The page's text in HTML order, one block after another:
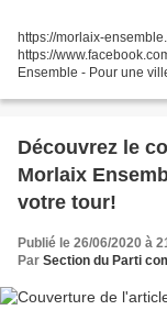
https://morlaix-
https://
Ensemble - Pour une
Découvrez le
Morlaix
votre tour!
Publié le 26/06/2020 à
Par Section du Parti